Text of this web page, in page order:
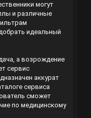
могут
и различные
идеальный
а возрождение
сервис
аккурат
сервиса
сможет
по медицинскому